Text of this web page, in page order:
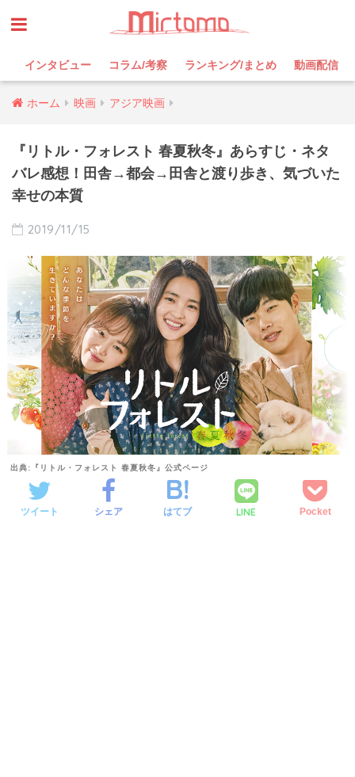
インタビュー コラム/考察 ランキング/まとめ 動画配信
ホーム 映画 アジア映画
『リトル・フォレスト 春夏秋冬』あらすじ・ネタ
バレ感想！田舎→都会→田舎と渡り歩き、気づいた
幸せの本質
2019/11/15
出典:『リトル・フォレスト 春夏秋冬』公式ページ
ツイート シェア はてブ LINE Pocket